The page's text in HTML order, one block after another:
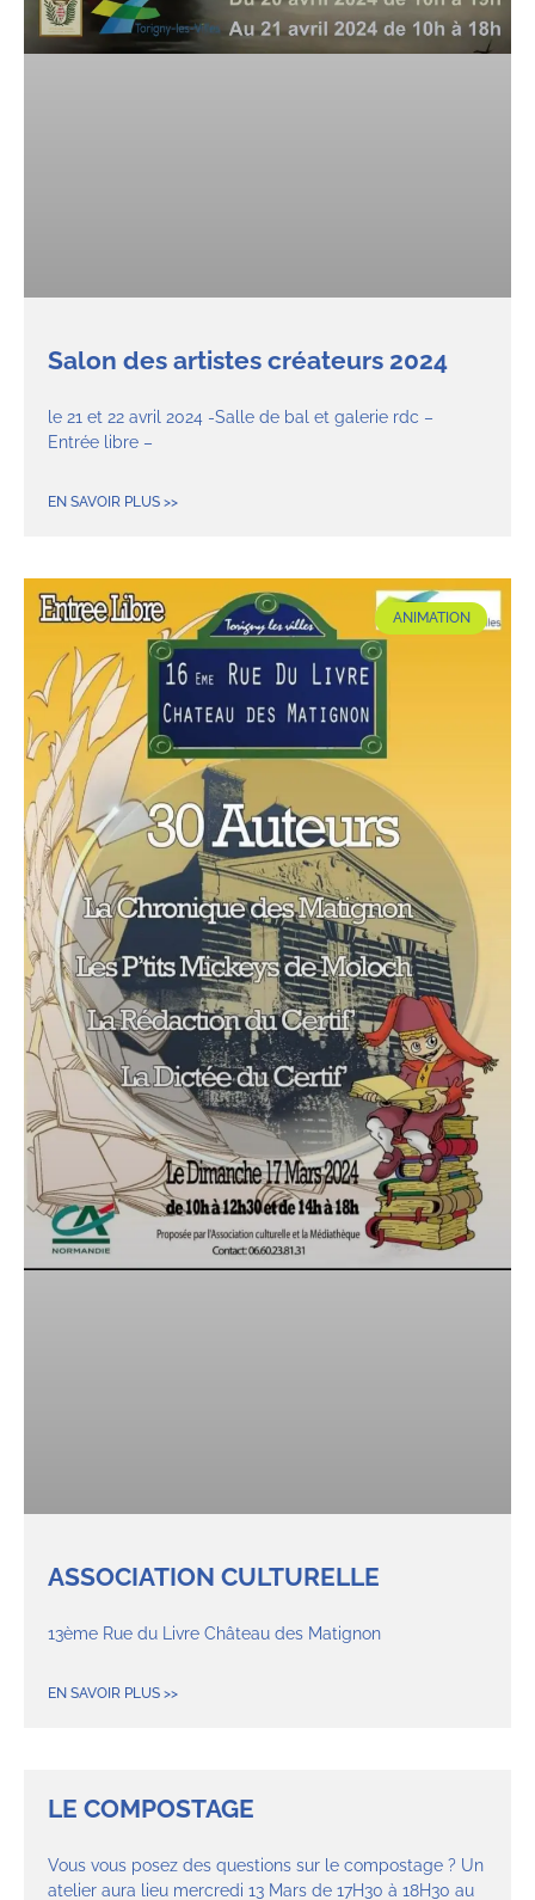
Salon des artistes créateurs 2024
le 21 et 22 avril 2024 -Salle de bal et galerie rdc –
Entrée libre –
EN SAVOIR PLUS >>
ANIMATION
ASSOCIATION CULTURELLE
13ème Rue du Livre Château des Matignon
EN SAVOIR PLUS >>
LE COMPOSTAGE
Vous vous posez des questions sur le compostage ? Un
atelier aura lieu mercredi 13 Mars de 17H30 à 18H30 au